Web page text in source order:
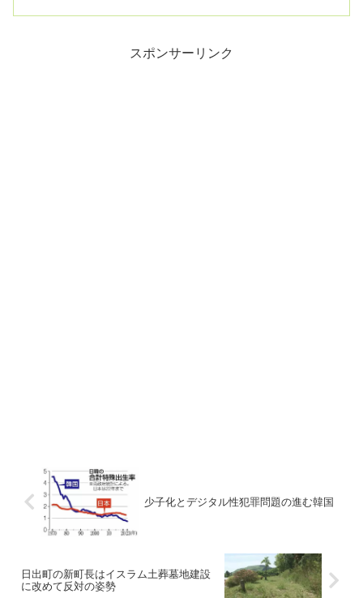
スポンサーリンク
少子化とデジタル性犯罪問題の進む韓国
日出町の新町長はイスラム土葬墓地建設
に改めて反対の姿勢